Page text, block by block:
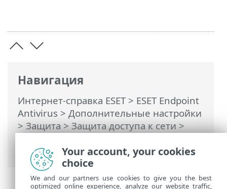
Навигация
Интернет-справка ESET> ESET Endpoint
Antivirus > Дополнительные настройки
> Защита>Защита доступа к сети>
IDS
Your account, your cookies
choice
We and our partners use cookies to give you the best
optimized online experience, analyze our website traffic,